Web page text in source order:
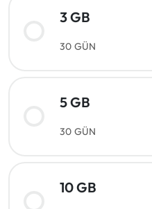
3 GB
30 GÜN
5 GB
30 GÜN
10 GB